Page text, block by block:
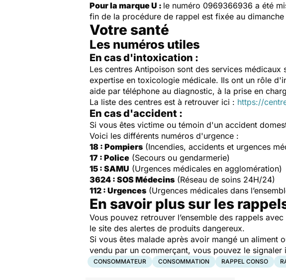
Pour la marque U : le numéro 0969366936 a été
fin de la procédure de rappel est fixée au
Votre santé
Les numéros utiles
En cas d'intoxication :
Les centres Antipoison sont des services
expertise en toxicologie médicale. Ils ont un rôle
aide par téléphone au diagnostic, à la prise en
La liste des centres est à retrouver ici : https://
En cas d'accident :
Si vous êtes victime ou témoin d'un accident
Voici les différents numéros d'urgence :
18 : Pompiers (Incendies, accidents et urgences
17 : Police (Secours ou gendarmerie)
15 : SAMU (Urgences médicales en agglomération)
3624 : SOS Médecins (Réseau de soins 24H/24)
112 : Urgences (Urgences médicales dans
En savoir plus sur les
Vous pouvez retrouver l’ensemble des rappels
le site des alertes de produits dangereux.
Si vous êtes malade après avoir mangé un aliment
vendu par un commerçant, vous pouvez le signaler
CONSOMMATEUR CONSOMMATION RAPPEL CONSO